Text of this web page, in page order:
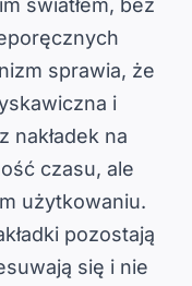
sprawia, że
i
nakładek na
czasu, ale
użytkowaniu.
pozostają
się i nie